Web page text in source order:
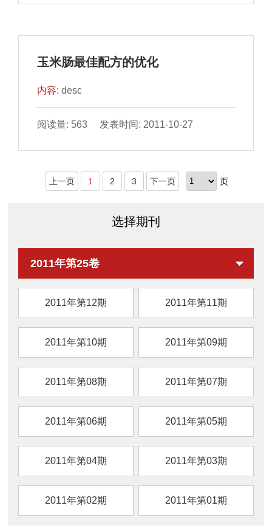
玉米肠最佳配方的优化
内容:desc
阅读量: 563 发表时间: 2011-10-27
上一页 1 2 3 下一页 页
选择期刊
2011年第25卷
2011年第12期 2011年第11期
2011年第10期 2011年第09期
2011年第08期 2011年第07期
2011年第06期 2011年第05期
2011年第04期 2011年第03期
2011年第02期 2011年第01期